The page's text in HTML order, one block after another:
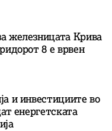
железницата Крива
8 е врвен
и инвестициите во
енергетската